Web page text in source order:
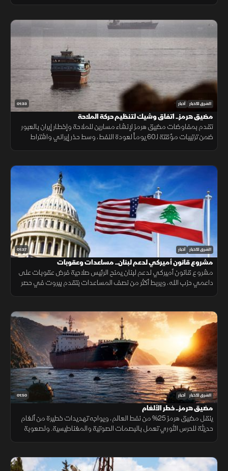
01:33 الشرق للأخبار أخبار
مضيق هرمز.. اتفاق وشيك لتنظيم حركة الملاحة
تقدم بمفاوضات مضيق هرمز لإنشاء مسارين للملاحة وإخطار إيران بالعبور
ضمن ترتيبات مؤقتة لـ60 يوماً لعودة النفط، وسط حذر إيراني واشتراط
01:37 الشرق للأخبار أخبار
مشروع قانون أميركي لدعم لبنان.. مساعدات وعقوبات
مشروع قانون أميركي لدعم لبنان يمنح الرئيس صلاحية فرض عقوبات على
داعمي حزب الله، ويربط أكثر من نصف المساعدات بتقدم بيروت في حصر
01:50 الشرق للأخبار أخبار
مضيق هرمز.. خطر الألغام
ينقل مضيق هرمز 25% من نفط العالم، ويواجه تهديدات خطيرة من ألغام
حديثة للحرس الثوري تعمل بالبصمات الصوتية والمغناطيسية. ولصعوبة